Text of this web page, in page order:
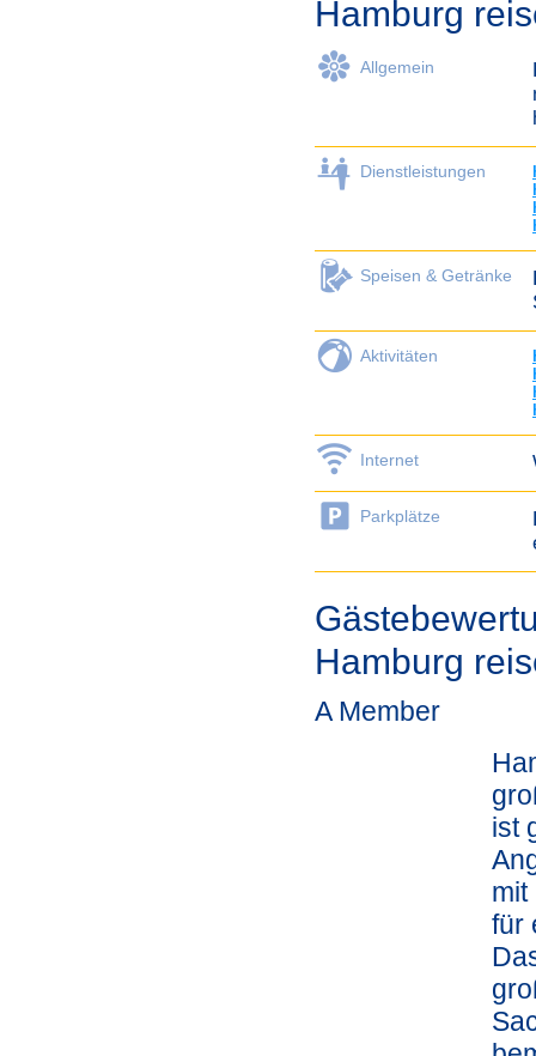
Hamburg
Allgemein
Dienstleistungen
Speisen & Getränke
Aktivitäten
Internet
Parkplätze
Hamburg
A Member
ist
mit
für